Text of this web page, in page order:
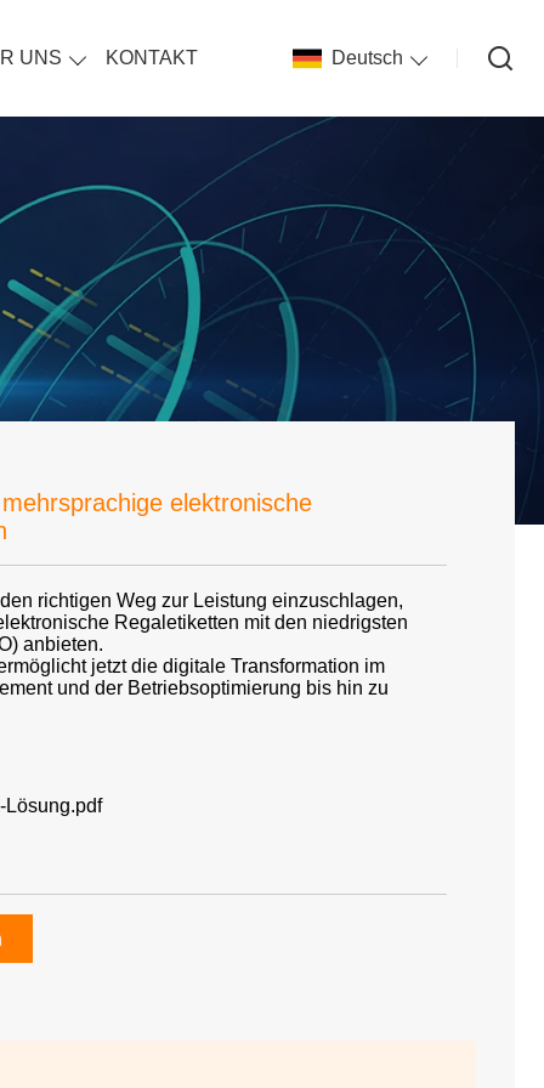
UNS KONTAKT Deutsch
elektronische
richtigen Weg zur Leistung einzuschlagen,
Regaletiketten mit den niedrigsten
anbieten.
jetzt die digitale Transformation im
und der Betriebsoptimierung bis hin zu
Lösung.pdf